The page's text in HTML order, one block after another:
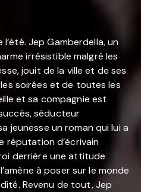
Jep Gamberdella, un
irrésistible malgré les
jouit de la ville et de ses
soirées et de toutes les
et sa compagnie est
séducteur
jeunesse un roman qui lui a
réputation d’écrivain
derrière une attitude
à poser sur le monde
Revenu de tout, Jep